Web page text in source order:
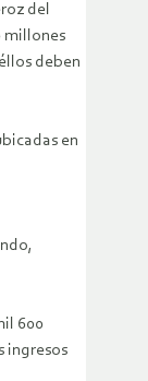
del
millones
deben
en
600
ingresos